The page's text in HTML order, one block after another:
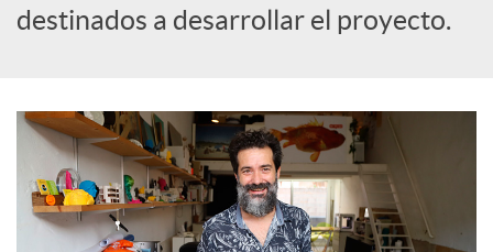
t
e
n
destinados a desarrollar el proyecto.